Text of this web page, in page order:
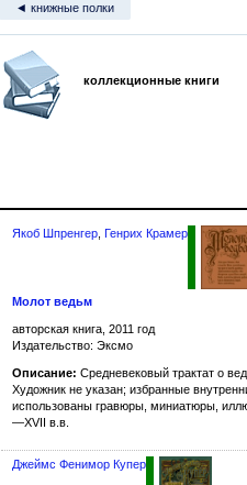
◄ книжные полки
коллекционные книги
Якоб Шпренгер Генрих Крамер
Молот ведьм
авторская книга, 2011 год
Издательство: Эксмо
Описание: Средневековый трактат о
Художник не указан; избранные
использованы гравюры, миниатюры,
—XVII в.в.
Джеймс Фенимор Купер